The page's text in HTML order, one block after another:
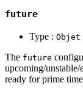
future
Type : Objet
The future
upcoming/unstable/
ready for prime